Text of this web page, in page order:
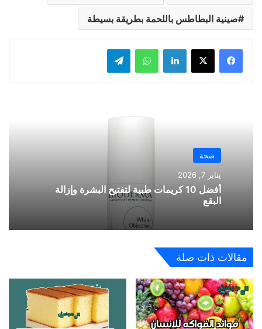
صينية البطاطس باللحمة بطريقة بسيطة
لينكدإن واتساب
صحة
يناير 7, 2026
أفضل 10 كريمات طبية لتفتيح البشرة وإزالة
البقع
مقالات ذات صلة